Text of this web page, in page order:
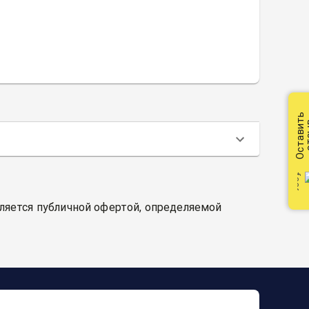
публичной офертой, определяемой
Оставить